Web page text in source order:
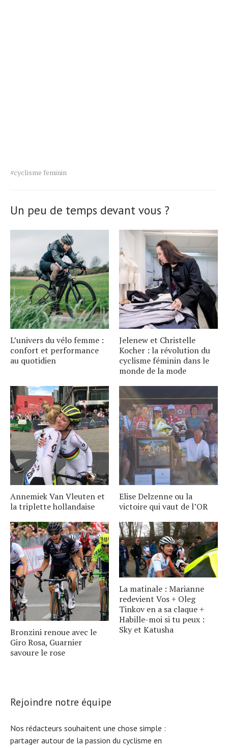
Tags
#cyclisme feminin
Un peu de temps devant vous ?
L’univers du vélo femme :
confort et performance
au quotidien
Jelenew et Christelle
Kocher : la révolution du
cyclisme féminin dans le
monde de la mode
Annemiek Van Vleuten et
la triplette hollandaise
Elise Delzenne ou la
victoire qui vaut de l’OR
Bronzini renoue avec le
Giro Rosa, Guarnier
savoure le rose
La matinale : Marianne
redevient Vos + Oleg
Tinkov en a sa claque +
Habille-moi si tu peux :
Sky et Katusha
Rejoindre notre équipe
Nos rédacteurs souhaitent une chose simple :
partager autour de la passion du cyclisme en